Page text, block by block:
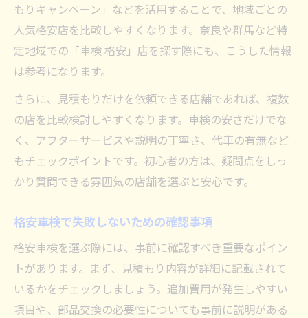
もりキャンペーン」などを活用することで、地域ごとの
人気格安店を比較しやすくなります。奈良や群馬など特
定地域での「車検 格安」店を探す際にも、こうした情報
は参考になります。
さらに、見積もりだけを依頼できる店舗であれば、複数
の店を比較検討しやすくなります。車検の安さだけでな
く、アフターサービスや説明の丁寧さ、代車の有無など
もチェックポイントです。初心者の方は、疑問点をしっ
かり質問できる雰囲気の店舗を選ぶと安心です。
格安車検で失敗しないための確認事項
格安車検を選ぶ際には、事前に確認すべき重要なポイン
トがあります。まず、見積もり内容が詳細に記載されて
いるかをチェックしましょう。追加費用が発生しやすい
項目や、部品交換の必要性についても事前に説明がある